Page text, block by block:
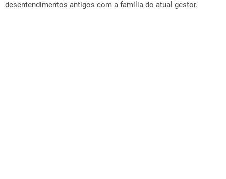
desentendimentos antigos com a família do atual gestor.